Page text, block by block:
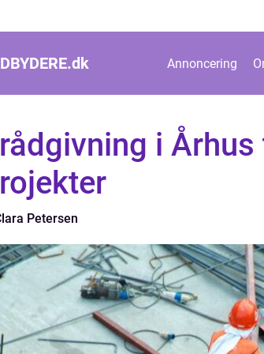
dk Annoncering
i
Petersen